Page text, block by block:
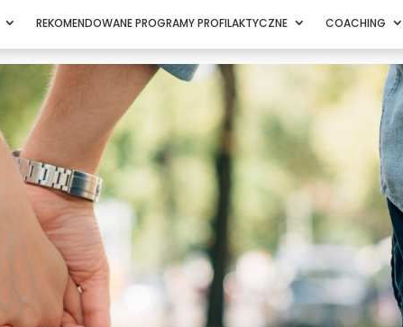
REKOMENDOWANE PROGRAMY PROFILAKTYCZNE COACHING